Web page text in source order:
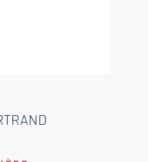
bureau, 2
Nord un
Venez vite